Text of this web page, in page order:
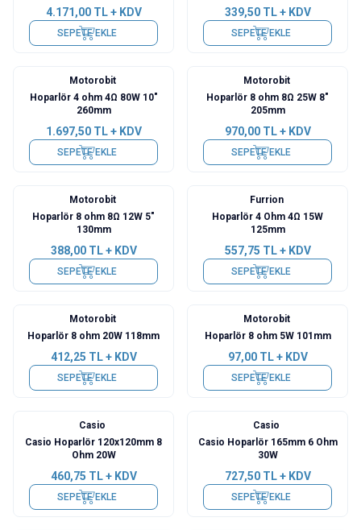
4.171,00TL + KDV
SEPETE EKLE
339,50TL + KDV
SEPETE EKLE
Motorobit
Hoparlör 4 ohm 4Ω 80W 10"
260mm
1.697,50TL + KDV
SEPETE EKLE
Motorobit
Hoparlör 8 ohm 8Ω 25W 8"
205mm
970,00TL + KDV
SEPETE EKLE
Motorobit
Hoparlör 8 ohm 8Ω 12W 5"
130mm
388,00TL + KDV
SEPETE EKLE
Furrion
Hoparlör 4 Ohm 4Ω 15W
125mm
557,75 TL + KDV
SEPETE EKLE
Motorobit
Hoparlör 8 ohm 20W 118mm
412,25 TL + KDV
SEPETE EKLE
Motorobit
Hoparlör 8 ohm 5W 101mm
97,00TL + KDV
SEPETE EKLE
Casio
Casio Hoparlör 120x120mm 8
Ohm 20W
460,75 TL + KDV
SEPETE EKLE
Casio
Casio Hoparlör 165mm 6 Ohm
30W
727,50TL + KDV
SEPETE EKLE